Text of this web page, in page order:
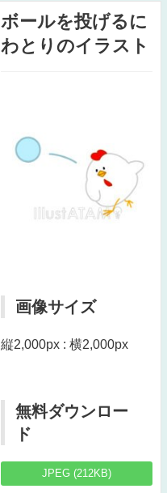
ボールを投げるに
わとりのイラスト
画像サイズ
縦2,000px : 横2,000px
無料ダウンロー
ド
JPEG (212KB)